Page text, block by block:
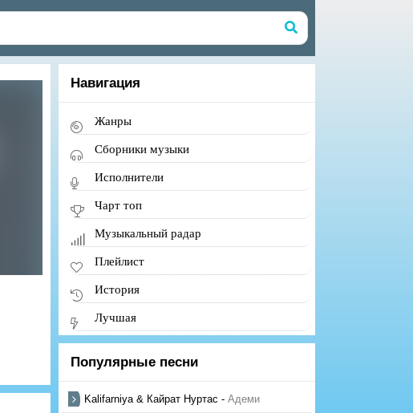
Навигация
Жанры
Сборники музыки
Исполнители
Чарт топ
Музыкальный радар
Плейлист
История
Лучшая
Популярные песни
Kalifarniya & Кайрат Нуртас - Адеми